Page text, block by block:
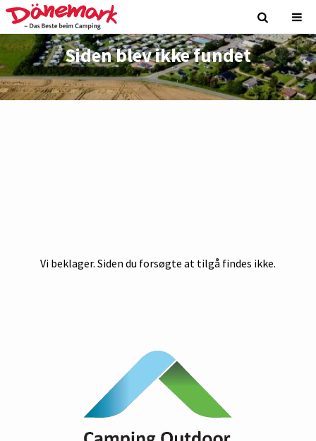
Siden blev ikke fundet
Vi beklager. Siden du forsøgte at tilgå findes ikke.